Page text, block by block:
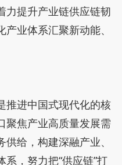
力提升产业链供应链韧
业体系汇聚新动能、
推进中国式现代化的核
聚焦产业高质量发展需
给，构建深融产业、
，努力把“供应链”打